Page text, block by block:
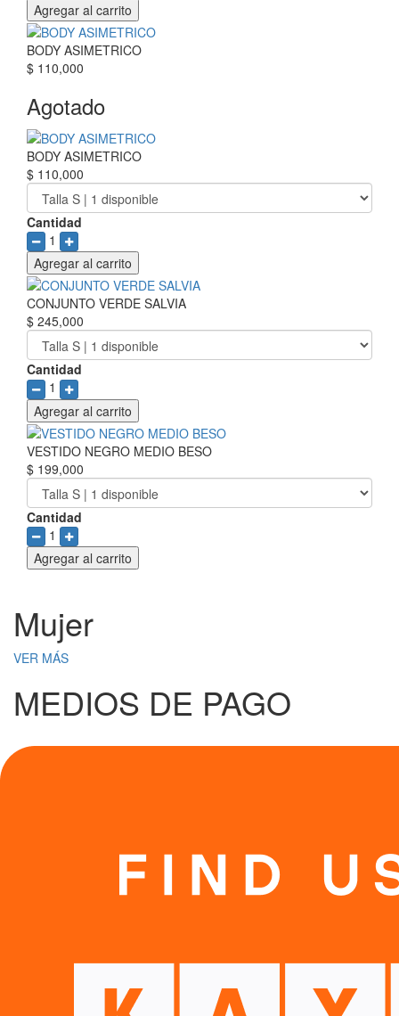
Agregar al carrito
BODY ASIMETRICO
$ 110,000
Agotado
BODY ASIMETRICO
$ 110,000
Cantidad
1
Agregar al carrito
CONJUNTO VERDE SALVIA
$ 245,000
Cantidad
1
Agregar al carrito
VESTIDO NEGRO MEDIO BESO
$ 199,000
Cantidad
1
Agregar al carrito
Mujer
VER MÁS
MEDIOS DE PAGO